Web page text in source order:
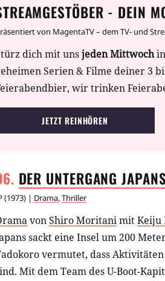
- DEIN
von MagentaTV – dem TV- und
dich mit unsjeden Mittwoch
Serien & Filme deiner 3
wir trinken
JETZT REINHÖREN
DER UNTERGANGJAPANS
(1973) | Drama,Thriller
vonShiro MoritanimitKeiju
sackt eine Insel um 200
vermutet, dass
Mit dem Team des U-Boot-